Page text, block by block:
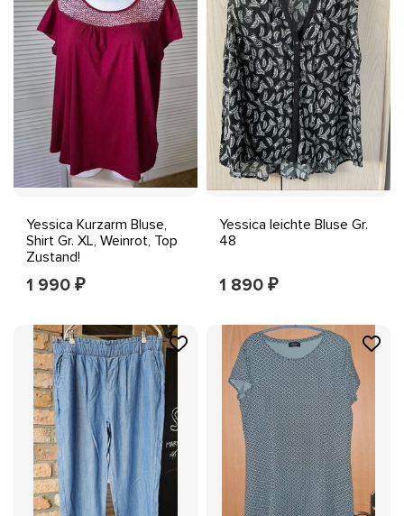
Yessica Kurzarm Bluse,
Shirt Gr. XL, Weinrot, Top
Zustand!
1 990 ₽
Yessica leichte Bluse Gr.
48
1 890 ₽